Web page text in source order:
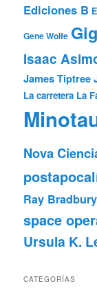
Ediciones B
Gene Wolfe
Isaac
James Tiptree
La carretera La
Nova
Ray Bradbury
space
Ursula K.
CATEGORÍAS